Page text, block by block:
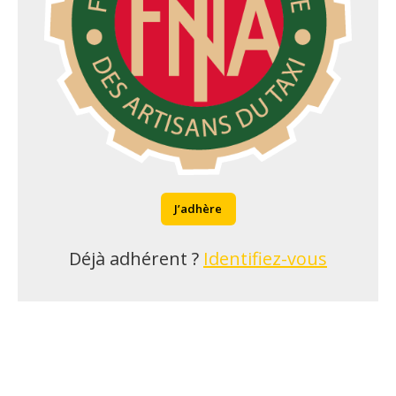
J’adhère
Déjà adhérent ? Identifiez-vous